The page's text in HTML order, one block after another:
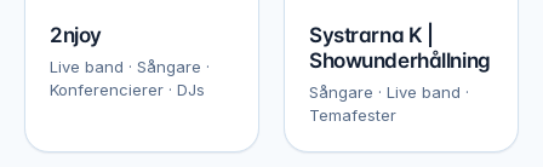
2njoy
Live band · Sångare ·
Konferencierer · DJs
Systrarna K |
Showunderhållning
Sångare · Live band ·
Temafester